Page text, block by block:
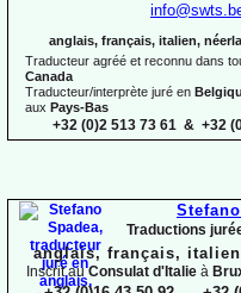
anglais, français, italien,
Traducteur agréé et reconnu dans
Canada
Traducteur/interprète juré en
aux Pays-Bas
+32 (0)2 513 73 61 & +32
Traductions
anglais, français,
Inscrit auConsulat d'Italieà